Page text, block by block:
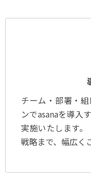
チーム・部署・
ンでasanaを導入
実施いたします。
戦略まで、幅広く